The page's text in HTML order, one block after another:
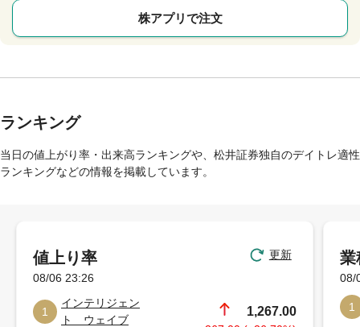
株アプリで注文
ランキング
当日の値上がり率・出来高ランキングや、松井証券独自のデイトレ適性
ランキングなどの情報を掲載しています。